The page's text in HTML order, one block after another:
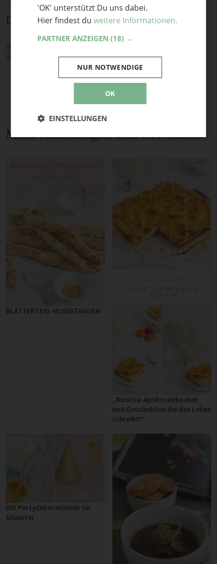
Diskussion
Mehr Anleitungen und DIY-Ideen
BLÄTTERTEIG-NUSSSTANGEN
„Ricotta-Aprikosenkuchen
und Geschichten die das Leben
schreibt!“
DIY Partydekorationen für
Silvester
'OK' unterstützt Du uns dabei.
Hier findest du weitere Informationen.
PARTNER ANZEIGEN (18) →
OK
NUR NOTWENDIGE
EINSTELLUNGEN